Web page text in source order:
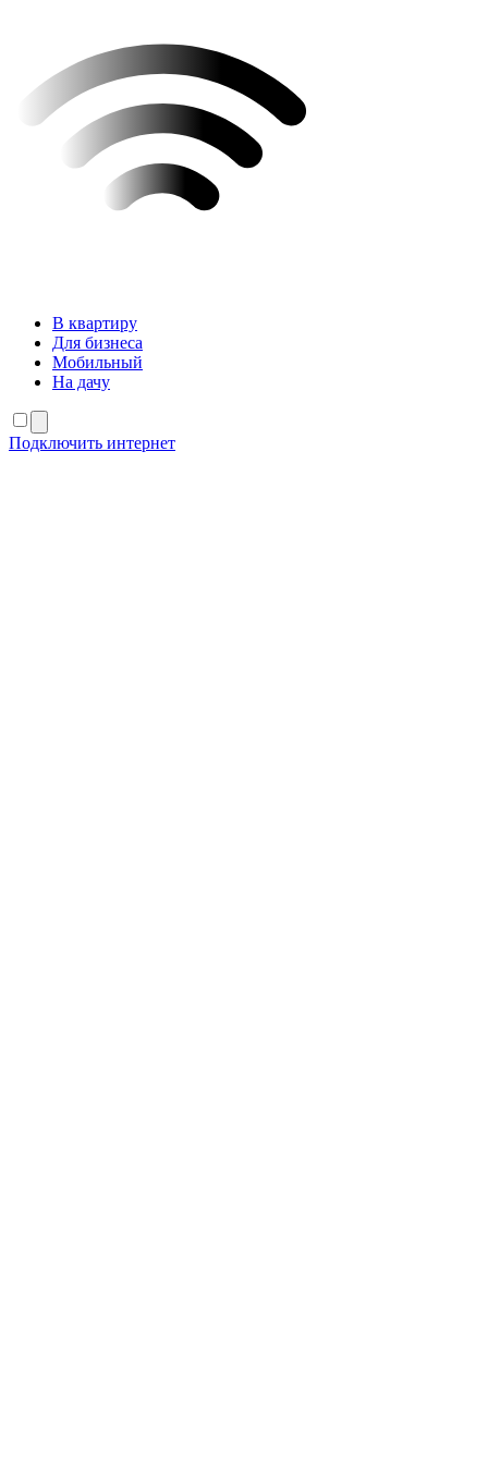
В квартиру
Для бизнеса
Мобильный
На дачу
Подключить интернет